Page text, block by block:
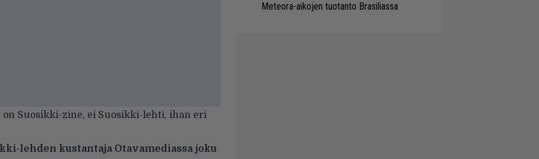
on Suosikki-zine, ei Suosikki-lehti, ihan eri
lehden kustantaja Otavamediassa joku
Meteora-aikojen tuotanto Brasiliassa